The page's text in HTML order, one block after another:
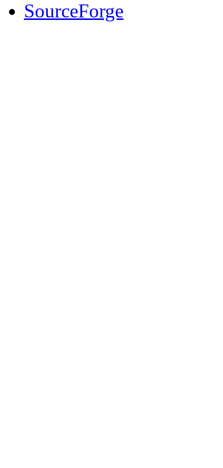
SourceForge